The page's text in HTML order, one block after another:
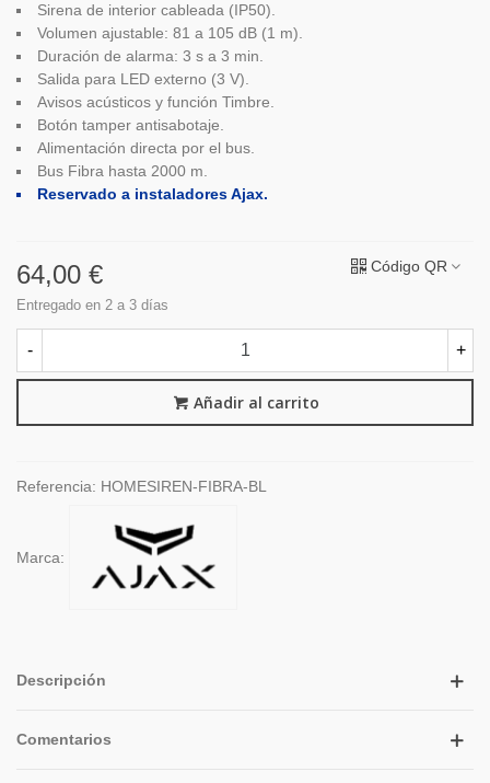
Sirena de interior cableada (IP50).
Volumen ajustable: 81 a 105 dB (1 m).
Duración de alarma: 3 s a 3 min.
Salida para LED externo (3 V).
Avisos acústicos y función Timbre.
Botón tamper antisabotaje.
Alimentación directa por el bus.
Bus Fibra hasta 2000 m.
Reservado a instaladores Ajax.
64,00 €
Entregado en 2 a 3 días
Código QR
- +
Añadir al carrito
Referencia: HOMESIREN-FIBRA-BL
Marca:
Descripción
Comentarios